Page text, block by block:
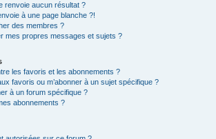
renvoie aucun résultat ?
à une page blanche ?!
des membres ?
mes propres messages et sujets ?
les favoris et les abonnements ?
favoris ou m’abonner à un sujet spécifique ?
à un forum spécifique ?
abonnements ?